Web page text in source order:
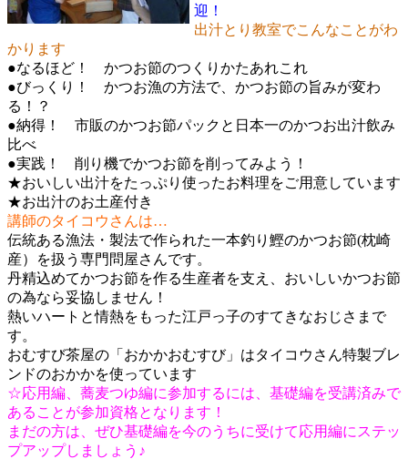
迎！
出汁とり教室でこんなことがわ
かります
●なるほど！ かつお節のつくりかたあれこれ
●びっくり！ かつお漁の方法で、かつお節の旨みが変わ
る！？
●納得！ 市販のかつお節パックと日本一のかつお出汁飲み
比べ
●実践！ 削り機でかつお節を削ってみよう！
★おいしい出汁をたっぷり使ったお料理をご用意しています
★お出汁のお土産付き
講師のタイコウさんは…
伝統ある漁法・製法で作られた一本釣り鰹のかつお節(枕崎
産）を扱う専門問屋さんです。
丹精込めてかつお節を作る生産者を支え、おいしいかつお節
の為なら妥協しません！
熱いハートと情熱をもった江戸っ子のすてきなおじさまで
す。
おむすび茶屋の「おかかおむすび」はタイコウさん特製ブレ
ンドのおかかを使っています
☆応用編、蕎麦つゆ編に参加するには、基礎編を受講済みで
あることが参加資格となります！
まだの方は、ぜひ基礎編を今のうちに受けて応用編にステッ
プアップしましょう♪